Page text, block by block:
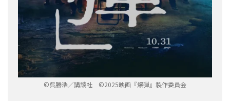
©呉勝浩／講談社 ©2025映画『爆弾』製作委員会